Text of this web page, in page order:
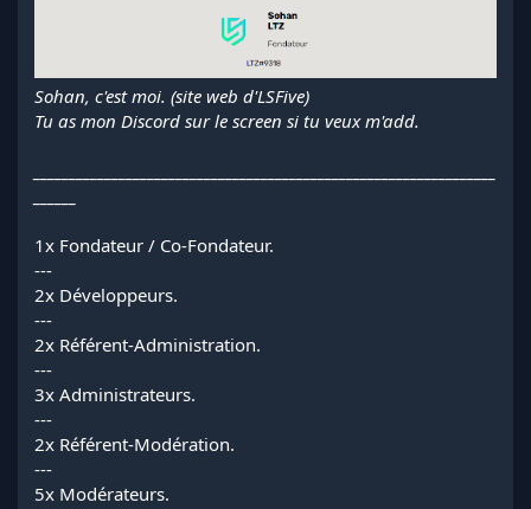
Sohan, c'est moi. (site web d'LSFive)
Tu as mon Discord sur le screen si tu veux m'add.
1x Fondateur / Co-Fondateur.
---
2x Développeurs.
---
2x Référent-Administration.
---
3x Administrateurs.
---
2x Référent-Modération.
---
5x Modérateurs.